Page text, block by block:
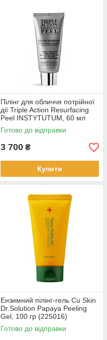
Пілінг для обличчя потрійної
дії Triple Action Resurfacing
Peel INSTYTUTUM, 60 мл
(589033)
Готово до відправки
3 700 ₴
Купити
Ензимний пілінг-гель Сu Skin
Dr.Solution Papaya Peeling
Gel, 100 гр (225016)
Готово до відправки